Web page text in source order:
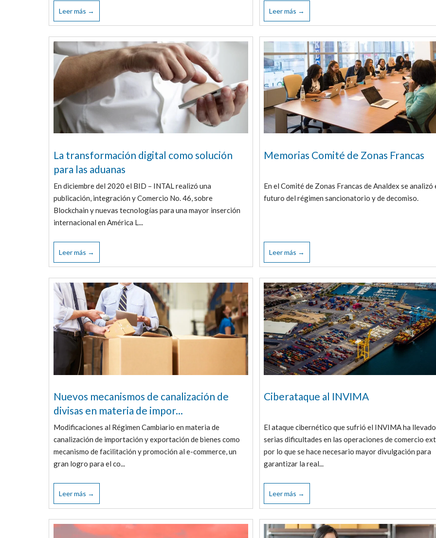
Leer más → Leer más →
La transformación digital como solución
para las aduanas
En diciembre del 2020 el BID – INTAL realizó una
publicación, integración y Comercio No. 46, sobre
Blockchain y nuevas tecnologías para una mayor inserción
internacional en América L...
Leer más →
Memorias Comité de Zonas Francas
En el Comité de Zonas Francas de Analdex se analizó
futuro del régimen sancionatorio y de decomiso.
Leer más →
Nuevos mecanismos de canalización de
divisas en materia de impor...
Modificaciones al Régimen Cambiario en materia de
canalización de importación y exportación de bienes como
mecanismo de facilitación y promoción al e-commerce, un
gran logro para el co...
Leer más →
Ciberataque al INVIMA
El ataque cibernético que sufrió el INVIMA ha
serias dificultades en las operaciones de comercio
por lo que se hace necesario mayor divulgación para
garantizar la real...
Leer más →